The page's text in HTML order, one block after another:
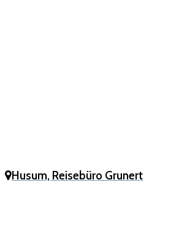
Husum, Reisebüro Grunert